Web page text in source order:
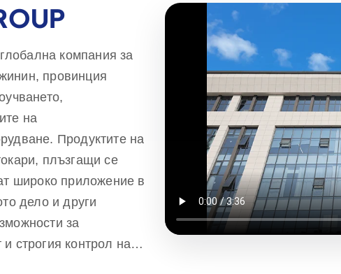
компания за
провинция
на
Продуктите на
плъзгащи се
широко приложение в
дело и други
за
строгия контрол на